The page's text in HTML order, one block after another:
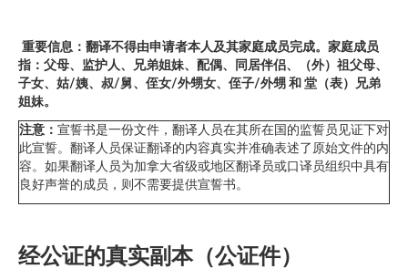
重要信息：翻译不得由申请者本人及其家庭成员完成。家庭成员
指：父母、监护人、兄弟姐妹、配偶、同居伴侣、（外）祖父母、
子女、姑/姨、叔/舅、侄女/外甥女、侄子/外甥 和 堂（表）兄弟
姐妹。
注意： 宣誓书是一份文件，翻译人员在其所在国的监誓员见证下对
此宣誓。翻译人员保证翻译的内容真实并准确表述了原始文件的内
容。如果翻译人员为加拿大省级或地区翻译员或口译员组织中具有
良好声誉的成员，则不需要提供宣誓书。
经公证的真实副本（公证件）